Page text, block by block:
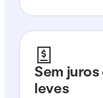
Sem
leves